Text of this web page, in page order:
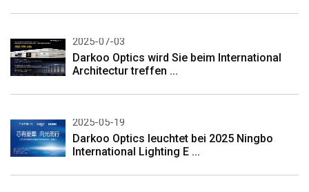
2025-07-03
Darkoo Optics wird Sie beim International
Architectur treffen ...
2025-05-19
Darkoo Optics leuchtet bei 2025 Ningbo
International Lighting E ...